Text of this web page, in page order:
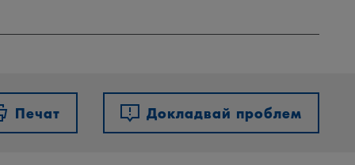
Печат Докладвай проблем